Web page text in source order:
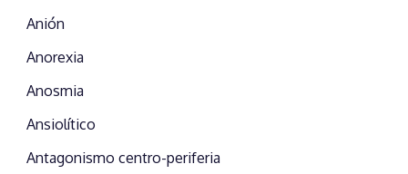
Anión
Anorexia
Anosmia
Ansiolítico
Antagonismo centro-periferia